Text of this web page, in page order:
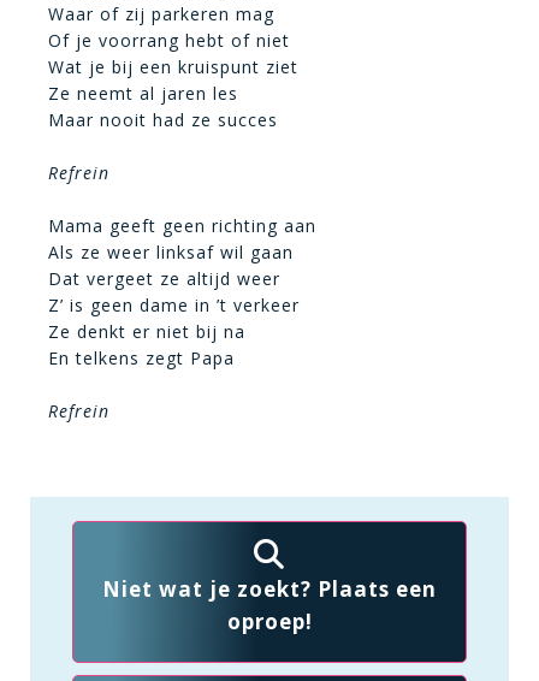
Waar of zij parkeren mag
Of je voorrang hebt of niet
Wat je bij een kruispunt ziet
Ze neemt al jaren les
Maar nooit had ze succes
Refrein
Mama geeft geen richting aan
Als ze weer linksaf wil gaan
Dat vergeet ze altijd weer
Z’ is geen dame in ’t verkeer
Ze denkt er niet bij na
En telkens zegt Papa
Refrein
Niet wat je zoekt? Plaats een
oproep!